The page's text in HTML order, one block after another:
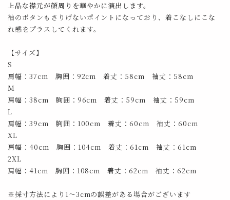
上品な襟元が顔周りを華やかに演出します。
袖のボタンもさりげないポイントになっており、着こなしにこな
れ感をプラスしてくれます。
【サイズ】
S
肩幅：37cm 胸囲：92cm 着丈：58cm 袖丈：58cm
M
肩幅：38cm 胸囲：96cm 着丈：59cm 袖丈：59cm
L
肩幅：39cm 胸囲：100cm 着丈：60cm 袖丈：60cm
XL
肩幅：40cm 胸囲：104cm 着丈：61cm 袖丈：61cm
2XL
肩幅：41cm 胸囲：108cm 着丈：62cm 袖丈：62cm
※採寸方法により1～3cmの誤差がある場合がございます